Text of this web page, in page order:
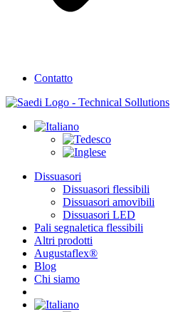
Contatto
Dissuasori
Dissuasori flessibili
Dissuasori amovibili
Dissuasori LED
Pali segnaletica flessibili
Altri prodotti
Augustaflex®
Blog
Chi siamo